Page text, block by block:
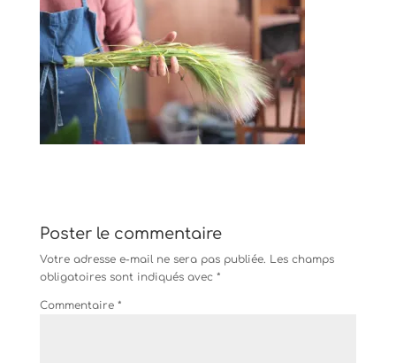
Poster le commentaire
Votre adresse e-mail ne sera pas publiée. Les champs
obligatoires sont indiqués avec *
Commentaire *